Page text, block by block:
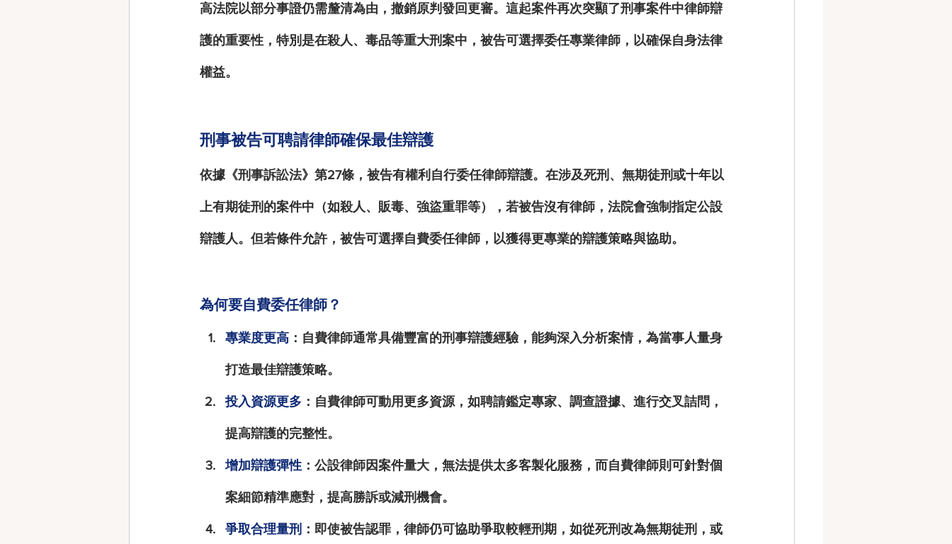
高法院以部分事證仍需釐清為由，撤銷原判發回更審。這起案件再次突顯了刑事案件中律師辯
護的重要性 ，特別是在殺人、毒品等重大刑案中，被告可選擇委任專業律師 ，以確保自身法律
權益。
刑事被告可聘請律師確保最佳辯護
依據《刑事訴訟法》第27條，被告有權利自行委任律師辯護。在涉及死刑、無期徒刑或十年以
上有期徒刑的案件中（如殺人、販毒、強盜重罪等），若被告沒有律師，法院會強制指定公設
辯護人。但若條件允許，被告可選擇自費委任律師，以獲得更專業的辯護策略與協助。
為何要自費委任律師？
專業度更高 ：自費律師通常具備豐富的刑事辯護經驗，能夠深入分析案情，為當事人量身
打造最佳辯護策略。
投入資源更多 ：自費律師可動用更多資源，如聘請鑑定專家、調查證據、進行交叉詰問，
提高辯護的完整性。
增加辯護彈性 ：公設律師因案件量大，無法提供太多客製化服務，而自費律師則可針對個
案細節精準應對，提高勝訴或減刑機會。
爭取合理量刑 ：即使被告認罪，律師仍可協助爭取較輕刑期，如從死刑改為無期徒刑，或